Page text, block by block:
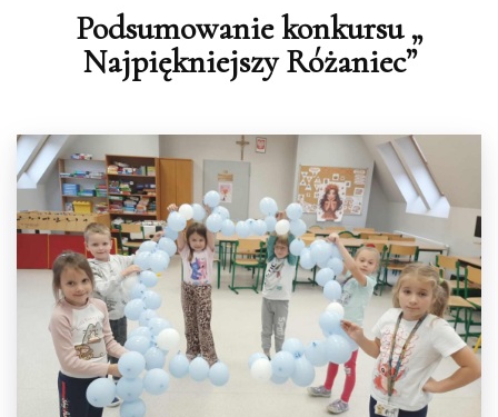
Podsumowanie konkursu „
Najpiękniejszy Różaniec”